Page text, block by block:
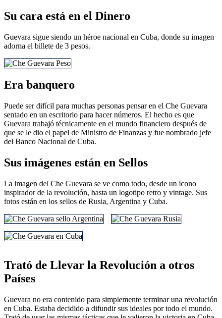
Su cara está en el Dinero
Guevara sigue siendo un héroe nacional en Cuba, donde su imagen
adorna el billete de 3 pesos.
Era banquero
Puede ser difícil para muchas personas pensar en el Che Guevara
sentado en un escritorio para hacer números. El hecho es que
Guevara trabajó técnicamente en el mundo financiero después de
que se le dio el papel de Ministro de Finanzas y fue nombrado jefe
del Banco Nacional de Cuba.
Sus imágenes están en Sellos
La imagen del Che Guevara se ve como todo, desde un icono
inspirador de la revolución, hasta un logotipo retro y vintage. Sus
fotos están en los sellos de Rusia, Argentina y Cuba.
Trató de Llevar la Revolución a otros
Países
Guevara no era contenido para simplemente terminar una revolución
en Cuba. Estaba decidido a difundir sus ideales por todo el mundo.